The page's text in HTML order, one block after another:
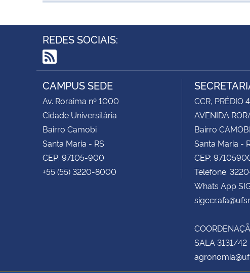
REDES SOCIAIS:
RSS
CAMPUS SEDE
Av. Roraima nº 1000
Cidade Universitária
Bairro Camobi
Santa Maria - RS
CEP: 97105-900
+55 (55) 3220-8000
CCR, PRÉDIO
AVENIDA
Bairro CAMOBI
Santa Maria -
CEP:
Telefone:
Whats App
SALA 3131/42